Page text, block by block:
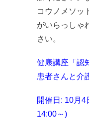
コウノメソッ
がいらっしゃ
さい。
健康講座「認
患者さんと介
開催日: 10月
14:00～)